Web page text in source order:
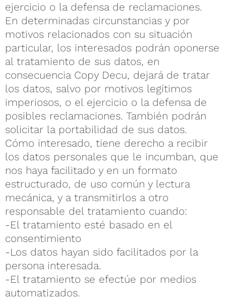
ejercicio o la defensa de reclamaciones.
En determinadas circunstancias y por
motivos relacionados con su situación
particular, los interesados podrán oponerse
al tratamiento de sus datos, en
consecuencia Copy Decu, dejará de tratar
los datos, salvo por motivos legítimos
imperiosos, o el ejercicio o la defensa de
posibles reclamaciones. También podrán
solicitar la portabilidad de sus datos.
Cómo interesado, tiene derecho a recibir
los datos personales que le incumban, que
nos haya facilitado y en un formato
estructurado, de uso común y lectura
mecánica, y a transmitirlos a otro
responsable del tratamiento cuando:
-El tratamiento esté basado en el
consentimiento
-Los datos hayan sido facilitados por la
persona interesada.
-El tratamiento se efectúe por medios
automatizados.